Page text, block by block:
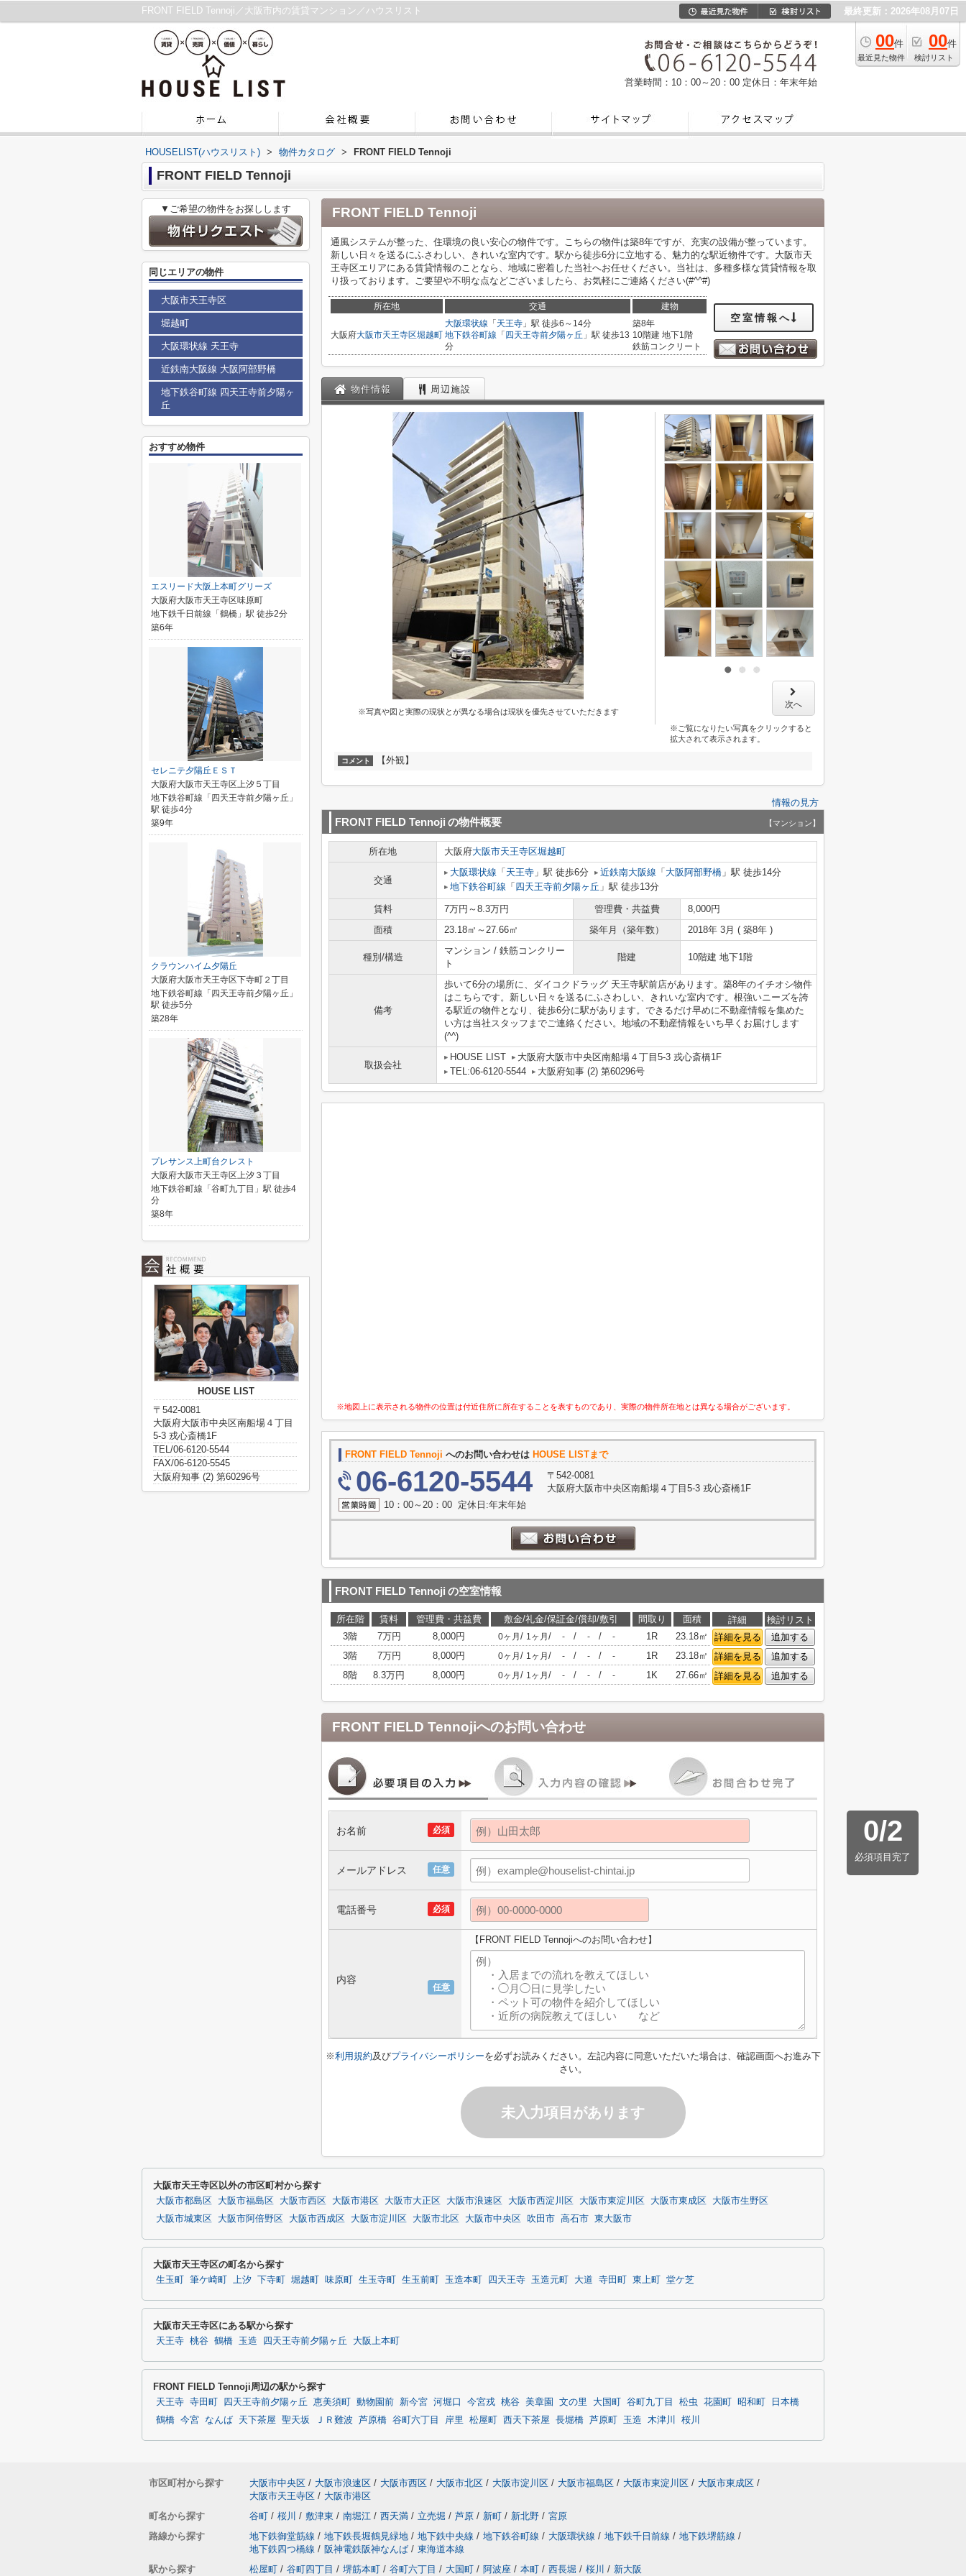
FRONT FIELD Tennoji／大阪市内の賃貸マンション／ハウスリスト 最終更新：2026年08月07日
00件
最近見た物件
00件
検討リスト
営業時間：10：00～20：00 定休日：年末年始
HOUSELIST(ハウスリスト) > 物件カタログ > FRONT FIELD Tennoji
FRONT FIELD Tennoji
FRONT FIELD Tennoji
通風システムが整った、住環境の良い安心の物件です。こちらの物件は築8年ですが、充実の設備が整っています。
新しい日々を送るにふさわしい、きれいな室内です。駅から徒歩6分に立地する、魅力的な駅近物件です。大阪市天
王寺区エリアにある賃貸情報のことなら、地域に密着した当社へお任せください。当社は、多種多様な賃貸情報を取
り扱っております。ご要望や不明な点などございましたら、お気軽にご連絡ください(#^^#)
所在地 交通 建物
大阪府大阪市天王寺区堀越町
大阪環状線 「 天王寺 」駅 徒歩6～14分
地下鉄谷町線 「 四天王寺前夕陽ヶ丘 」駅 徒歩13
分
築8年
10階建 地下1階
鉄筋コンクリート
空室情報へ
物件情報 周辺施設
※写真や図と実際の現状とが異なる場合は現状を優先させていただきます
次へ
※ご覧になりたい写真をクリックすると
拡大されて表示されます。
コメント 【外観】
情報の見方
FRONT FIELD Tennoji の物件概要 【マンション】
所在地 大阪府大阪市天王寺区堀越町
交通
大阪環状線 「 天王寺 」駅 徒歩6分 近鉄南大阪線 「 大阪阿部野橋 」駅 徒歩14分
地下鉄谷町線 「 四天王寺前夕陽ヶ丘 」駅 徒歩13分
賃料 7万円～8.3万円 管理費・共益費
8,000円
面積
23.18㎡～27.66㎡ 築年月（築年数） 2018年 3月 ( 築8年 )
種別/構造
マンション / 鉄筋コンクリー
ト
階建 10階建 地下1階
備考
歩いて6分の場所に、ダイコクドラッグ 天王寺駅前店があります。築8年のイチオシ物件
はこちらです。新しい日々を送るにふさわしい、きれいな室内です。根強いニーズを誇
る駅近の物件となり、徒歩6分に駅があります。できるだけ早めに不動産情報を集めた
い方は当社スタッフまでご連絡ください。地域の不動産情報をいち早くお届けします
(^^)
取扱会社
HOUSE LIST
大阪府大阪市中央区南船場４丁目5-3 戎心斎橋1F
TEL:06-6120-5544
大阪府知事 (2) 第60296号
※地図上に表示される物件の位置は付近住所に所在することを表すものであり、実際の物件所在地とは異なる場合がございます。
FRONT FIELD Tennoji へのお問い合わせは HOUSE LISTまで
06-6120-5544
〒542-0081
大阪府大阪市中央区南船場４丁目5-3 戎心斎橋1F
10：00～20：00 定休日:年末年始
FRONT FIELD Tennoji の空室情報
所在階 賃料 管理費・共益費 敷金/礼金/保証金/償却/敷引 間取り 面積 詳細
検討リスト
3階
7万円 8,000円 0ヶ月 / 1ヶ月 / - / - / - 1R 23.18㎡ 詳細を見る
追加する
3階
7万円 8,000円 0ヶ月 / 1ヶ月 / - / - / - 1R 23.18㎡ 詳細を見る
追加する
8階
8.3万円 8,000円 0ヶ月 / 1ヶ月 / - / - / - 1K 27.66㎡ 詳細を見る 追加する
FRONT FIELD Tennojiへのお問い合わせ
0/2
必須項目完了
必須
お名前
任意
メールアドレス
必須
電話番号
任意
内容
【FRONT FIELD Tennojiへのお問い合わせ】
※利用規約及びプライバシーポリシーを必ずお読みください。左記内容に同意いただいた場合は、確認画面へお進み下
さい。
未入力項目があります
▼ご希望の物件をお探しします
同じエリアの物件
大阪市天王寺区
堀越町
大阪環状線 天王寺
近鉄南大阪線 大阪阿部野橋
地下鉄谷町線 四天王寺前夕陽ヶ
丘
おすすめ物件
エスリード大阪上本町グリーズ
大阪府大阪市天王寺区味原町
地下鉄千日前線「鶴橋」駅 徒歩2分
築6年
セレニテ夕陽丘ＥＳＴ
大阪府大阪市天王寺区上汐５丁目
地下鉄谷町線「四天王寺前夕陽ヶ丘」
駅 徒歩4分
築9年
クラウンハイム夕陽丘
大阪府大阪市天王寺区下寺町２丁目
地下鉄谷町線「四天王寺前夕陽ヶ丘」
駅 徒歩5分
築28年
プレサンス上町台クレスト
大阪府大阪市天王寺区上汐３丁目
地下鉄谷町線「谷町九丁目」駅 徒歩4
分
築8年
HOUSE LIST
〒542-0081
大阪府大阪市中央区南船場４丁目
5-3 戎心斎橋1F
TEL/06-6120-5544
FAX/06-6120-5545
大阪府知事 (2) 第60296号
大阪市天王寺区以外の市区町村から探す
大阪市都島区 大阪市福島区 大阪市西区 大阪市港区 大阪市大正区 大阪市浪速区 大阪市西淀川区 大阪市東淀川区 大阪市東成区
大阪市生野区
大阪市城東区
大阪市阿倍野区 大阪市西成区 大阪市淀川区 大阪市北区 大阪市中央区 吹田市 高石市 東大阪市
大阪市天王寺区の町名から探す
生玉町 筆ケ崎町 上汐 下寺町 堀越町 味原町 生玉寺町 生玉前町 玉造本町 四天王寺 玉造元町 大道 寺田町 東上町 堂ケ芝
大阪市天王寺区にある駅から探す
天王寺 桃谷 鶴橋 玉造 四天王寺前夕陽ヶ丘 大阪上本町
FRONT FIELD Tennoji周辺の駅から探す
天王寺 寺田町 四天王寺前夕陽ヶ丘 恵美須町 動物園前 新今宮 河堀口 今宮戎 桃谷 美章園 文の里 大国町 谷町九丁目 松虫 花園町 昭和町
日本橋
鶴橋 今宮 なんば 天下茶屋 聖天坂 ＪＲ難波 芦原橋 谷町六丁目 岸里 松屋町 西天下茶屋 長堀橋 芦原町 玉造 木津川 桜川
市区町村から探す 大阪市中央区 / 大阪市浪速区 / 大阪市西区 / 大阪市北区 / 大阪市淀川区 / 大阪市福島区 / 大阪市東淀川区 / 大阪市東成区 /
大阪市天王寺区 / 大阪市港区
町名から探す
谷町 / 桜川 / 敷津東 / 南堀江 / 西天満 / 立売堀 / 芦原 / 新町 / 新北野 / 宮原
路線から探す
地下鉄御堂筋線 / 地下鉄長堀鶴見緑地 / 地下鉄中央線 / 地下鉄谷町線 / 大阪環状線 / 地下鉄千日前線 / 地下鉄堺筋線 /
地下鉄四つ橋線 / 阪神電鉄阪神なんば / 東海道本線
駅から探す
松屋町 / 谷町四丁目 / 堺筋本町 / 谷町六丁目 / 大国町 / 阿波座 / 本町 / 西長堀 / 桜川 / 新大阪